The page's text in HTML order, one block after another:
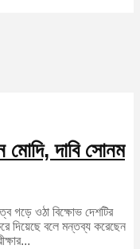
মোদি, দাবি সোনম
গড়ে ওঠা বিক্ষোভ দেশটির
দিয়েছে বলে মন্তব্য করেছেন